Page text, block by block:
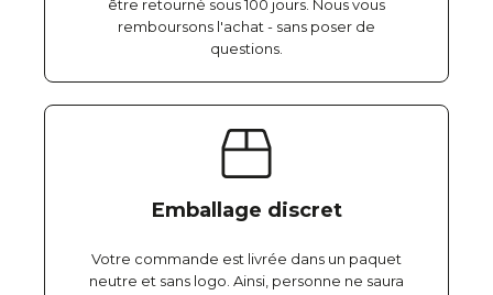
être retourné sous 100 jours. Nous vous
remboursons l'achat - sans poser de
questions.
Emballage discret
Votre commande est livrée dans un paquet
neutre et sans logo. Ainsi, personne ne saura